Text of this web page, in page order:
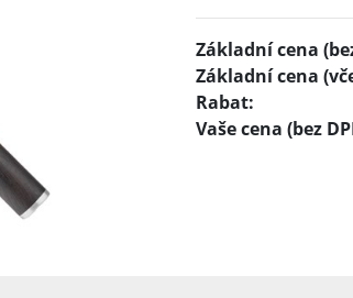
Základní cena
Základní cena
Rabat:
Vaše cena (bez